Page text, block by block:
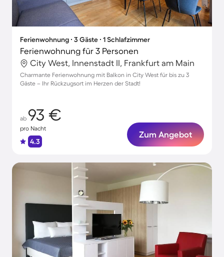
Ferienwohnung ∙ 3 Gäste ∙ 1 Schlafzimmer
Ferienwohnung für 3 Personen
City West, Innenstadt II, Frankfurt am Main
Charmante Ferienwohnung mit Balkon in City West für bis zu 3
Gäste – Ihr Rückzugsort im Herzen der Stadt!
ab 93 €
pro Nacht
4.3
Zum Angebot